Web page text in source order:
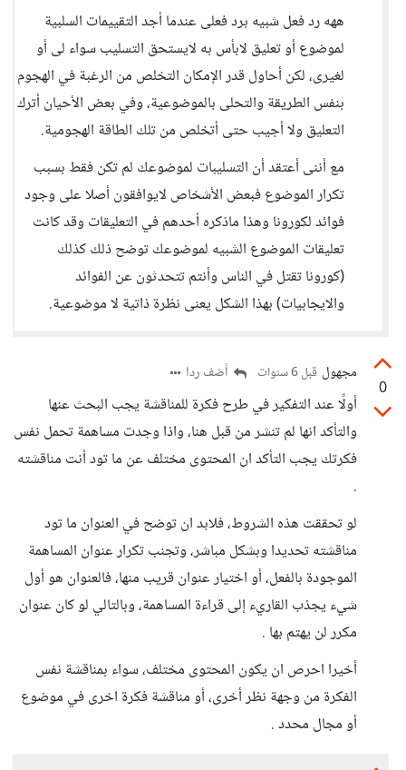
ههه رد فعل شبيه برد فعلى عندما أجد التقييمات السلبية
لموضوع أو تعليق لابأس به لايستحق التسليب سواء لى أو
لغيرى، لكن أحاول قدر الإمكان التخلص من الرغبة في الهجوم
بنفس الطريقة والتحلى بالموضوعية، وفي بعض الأحيان أترك
التعليق ولا أجيب حتى أتخلص من تلك الطاقة الهجومية.
مع أننى أعتقد أن التسليبات لموضوعك لم تكن فقط بسبب
تكرار الموضوع فبعض الأشخاص لايوافقون أصلا على وجود
فوائد لكورونا وهذا ماذكره أحدهم في التعليقات وقد كانت
تعليقات الموضوع الشبيه لموضوعك توضح ذلك كذلك
(كورونا تقتل في الناس وأنتم تتحدثون عن الفوائد
والايجابيات) بهذا الشكل يعنى نظرة ذاتية لا موضوعية.
0
مجهول قبل 6 سنوات أضف ردا
أولًا عند التفكير في طرح فكرة للمناقشة يجب البحث عنها
والتأكد انها لم تنشر من قبل هنا، واذا وجدت مساهمة تحمل نفس
فكرتك يجب التأكد ان المحتوى مختلف عن ما تود أنت مناقشته
.
لو تحققت هذه الشروط، فلابد ان توضح في العنوان ما تود
مناقشته تحديدا وبشكل مباشر، وتجنب تكرار عنوان المساهمة
الموجودة بالفعل، أو اختيار عنوان قريب منها، فالعنوان هو أول
شيء يجذب القاريء إلى قراءة المساهمة، وبالتالي لو كان عنوان
مكرر لن يهتم بها .
أخيرا احرص ان يكون المحتوى مختلف، سواء بمناقشة نفس
الفكرة من وجهة نظر أخرى، أو مناقشة فكرة اخرى في موضوع
أو مجال محدد .